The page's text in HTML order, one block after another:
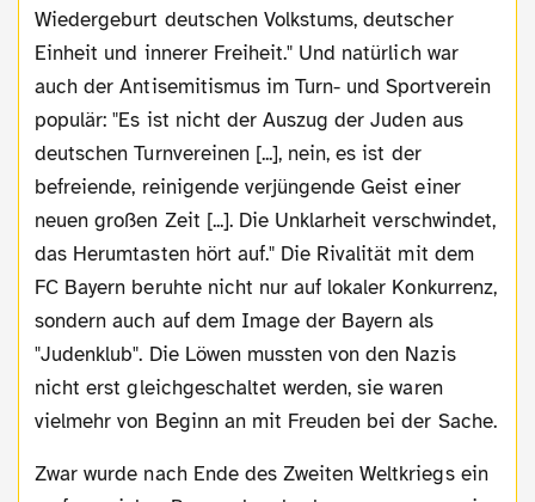
Wiedergeburt deutschen Volkstums, deutscher
Einheit und innerer Freiheit." Und natürlich war
auch der Antisemitismus im Turn- und Sportverein
populär: "Es ist nicht der Auszug der Juden aus
deutschen Turnvereinen [...], nein, es ist der
befreiende, reinigende verjüngende Geist einer
neuen großen Zeit [...]. Die Unklarheit verschwindet,
das Herumtasten hört auf." Die Rivalität mit dem
FC Bayern beruhte nicht nur auf lokaler Konkurrenz,
sondern auch auf dem Image der Bayern als
"Judenklub". Die Löwen mussten von den Nazis
nicht erst gleichgeschaltet werden, sie waren
vielmehr von Beginn an mit Freuden bei der Sache.
Zwar wurde nach Ende des Zweiten Weltkriegs ein